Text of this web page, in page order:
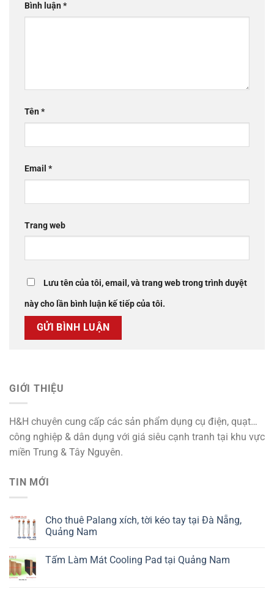
Bình luận*
Tên*
Email *
Trang web
Lưu tên của tôi, email, và trang web trong trình duyệt
này cho lần bình luận kế tiếp của tôi.
GIỚI THIỆU
H&H chuyên cung cấp các sản phẩm dụng cụ điện, quạt…
công nghiệp & dân dụng với giá siêu cạnh tranh tại khu vực
miền Trung & Tây Nguyên.
TIN MỚI
Cho thuê Palang xích, tời kéo tay tại Đà Nẵng,
Quảng Nam
Tấm Làm Mát Cooling Pad tại Quảng Nam